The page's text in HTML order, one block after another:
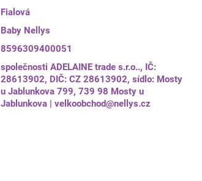
Fialová
Baby Nellys
8596309400051
společnosti ADELAINE trade s.r.o.., IČ:
28613902, DIČ: CZ 28613902, sídlo: Mosty
u Jablunkova 799, 739 98 Mosty u
Jablunkova | velkoobchod@nellys.cz